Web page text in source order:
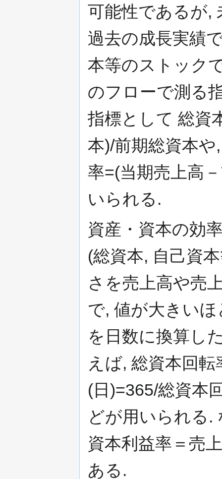
可能性であるが,
過去の成長実績
本等のストック
のフローで測る
指標として 総資
本)/前期総資本
率=(当期売上高
いられる.
資産・資本の効
(総資本, 自己資
さを売上高や売
で, 値が大きい
を日数に換算し
えば, 総資本回
(日)=365/総資本
どが用いられる.
資本利益率＝売
ある.